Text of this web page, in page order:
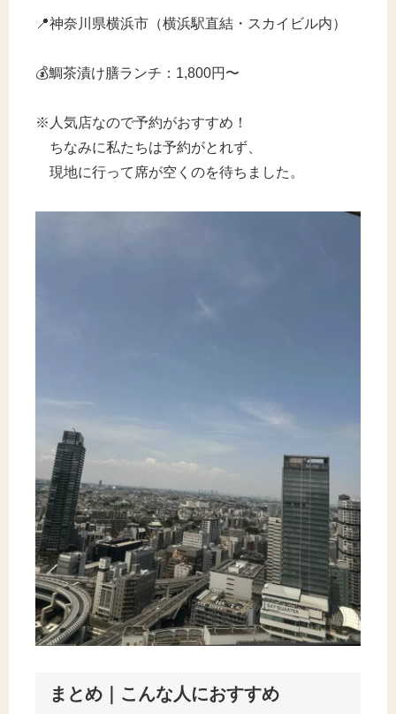
📍神奈川県横浜市（横浜駅直結・スカイビル内）
💰鯛茶漬け膳ランチ：1,800円〜
※人気店なので予約がおすすめ！
ちなみに私たちは予約がとれず、
現地に行って席が空くのを待ちました。
まとめ｜こんな人におすすめ